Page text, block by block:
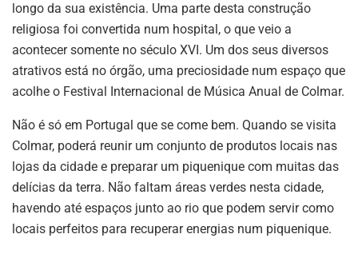
longo da sua existência. Uma parte desta construção
religiosa foi convertida num hospital, o que veio a
acontecer somente no século XVI. Um dos seus diversos
atrativos está no órgão, uma preciosidade num espaço que
acolhe o Festival Internacional de Música Anual de Colmar.
Não é só em Portugal que se come bem. Quando se visita
Colmar, poderá reunir um conjunto de produtos locais nas
lojas da cidade e preparar um piquenique com muitas das
delícias da terra. Não faltam áreas verdes nesta cidade,
havendo até espaços junto ao rio que podem servir como
locais perfeitos para recuperar energias num piquenique.